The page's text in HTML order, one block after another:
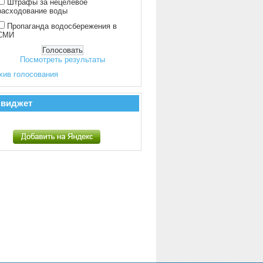
Штрафы за нецелевое
воды
Пропаганда водосбережения в
Посмотреть результаты
голосования